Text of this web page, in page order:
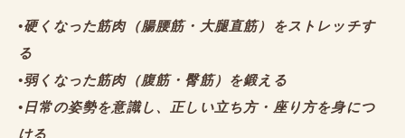
•硬くなった筋肉（腸腰筋・大腿直筋）をストレッチす
る
•弱くなった筋肉（腹筋・臀筋）を鍛える
•日常の姿勢を意識し、正しい立ち方・座り方を身につ
ける